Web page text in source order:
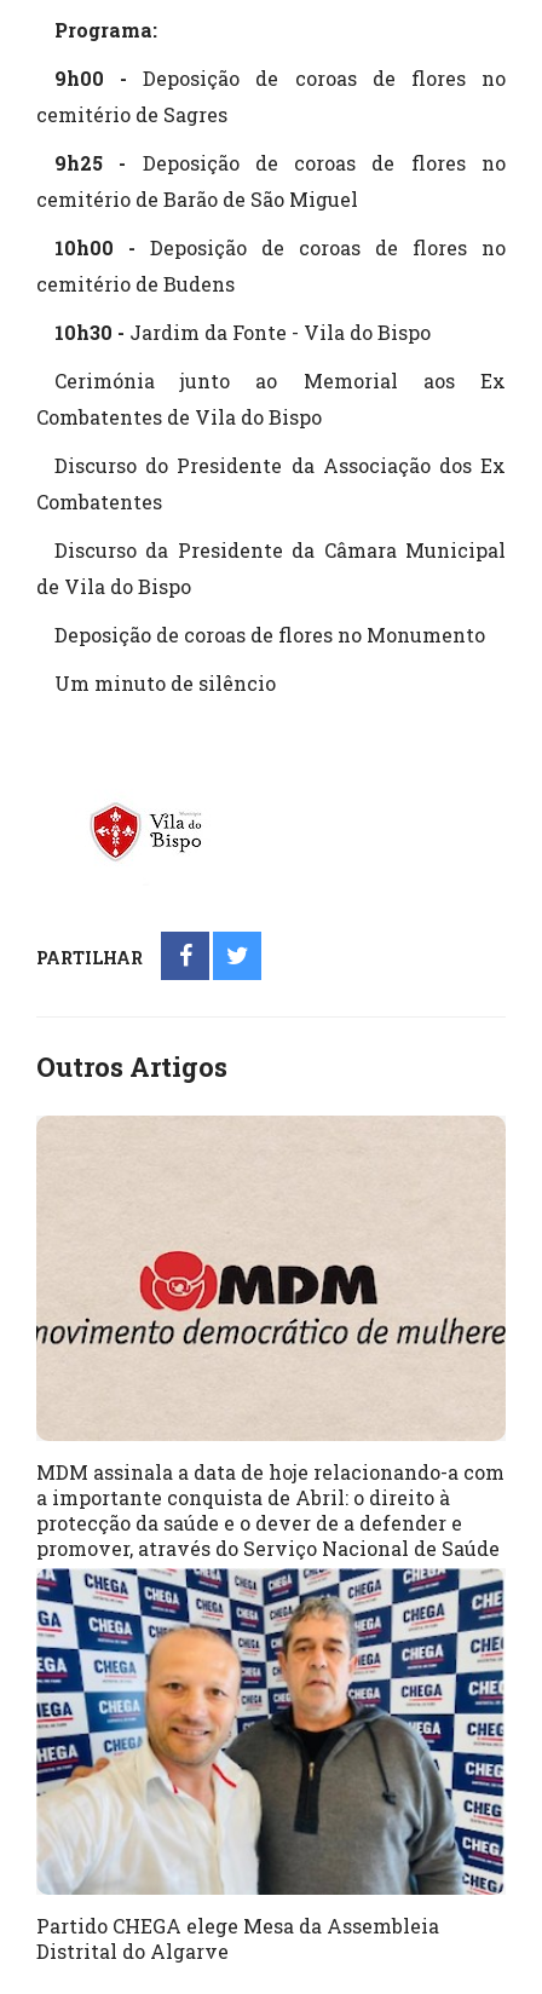
Programa:
9h00 -Deposição de coroas de flores no
cemitério de Sagres
9h25 - Deposição de coroas de flores no
cemitério de Barão de São Miguel
10h00 - Deposição de coroas de flores no
cemitério de Budens
10h30 - Jardim da Fonte - Vila do Bispo
Cerimónia junto ao Memorial aos Ex
Combatentes de Vila do Bispo
Discurso do Presidente da Associação dos Ex
Combatentes
Discurso da Presidente da Câmara Municipal
de Vila do Bispo
Deposição de coroas de flores no Monumento
Um minuto de silêncio
PARTILHAR
Outros Artigos
MDM assinala a data de hoje relacionando-a com
a importante conquista de Abril: o direito à
protecção da saúde e o dever de a defender e
promover, através do Serviço Nacional de Saúde
Partido CHEGA elege Mesa da Assembleia
Distrital do Algarve